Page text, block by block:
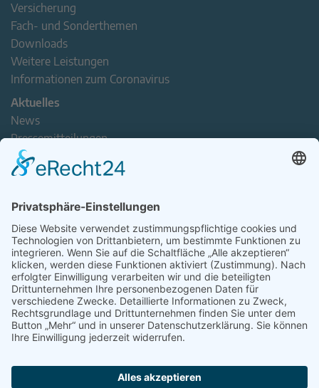
Versicherung
Fach- und Sonderthemen
Downloads
Weitere Leistungen
Informationen zum Coronavirus
Aktuelles
News
Pressemitteilungen
Newsletter
Handel(n) im Norden – Mitgliederjournal
Verband erleben
Der Tag des Norddeutschen Handels
Jetzt Mitarbeitende nominieren – Personal Award 2026
handel2go – Podcast mit Kuhlage und Gästen
Veranstaltungen
Intern
Mitgliederbereich